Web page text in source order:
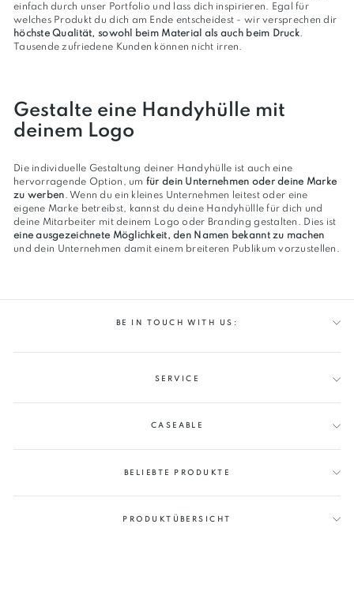
einfach durch unser Portfolio und lass dich inspirieren. Egal für
welches Produkt du dich am Ende entscheidest - wir versprechen dir
höchste Qualität, sowohl beim Material als auch beim Druck.
Tausende zufriedene Kunden können nicht irren.
Gestalte eine Handyhülle mit
deinem Logo
Die individuelle Gestaltung deiner Handyhülle ist auch eine
hervorragende Option, um für dein Unternehmen oder deine Marke
zu werben. Wenn du ein kleines Unternehmen leitest oder eine
eigene Marke betreibst, kannst du deine Handyhüllle für dich und
deine Mitarbeiter mit deinem Logo oder Branding gestalten. Dies ist
eine ausgezeichnete Möglichkeit, den Namen bekannt zu machen
und dein Unternehmen damit einem breiteren Publikum vorzustellen.
BE IN TOUCH WITH US:
SERVICE
CASEABLE
BELIEBTE PRODUKTE
PRODUKTÜBERSICHT